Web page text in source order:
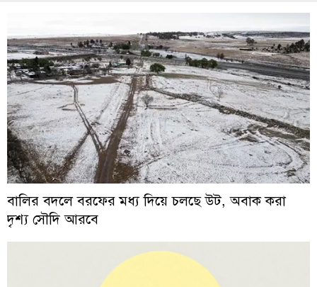
বালির বদলে বরফের মধ্য দিয়ে চলছে উট, অবাক করা
দৃশ্য সৌদি আরবে